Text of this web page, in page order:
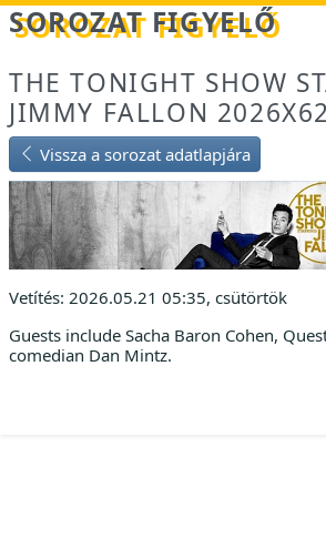
Betöltés...
SOROZAT FIGYELŐ
THE TONIGHT SHOW
JIMMY FALLON 2026X62
Vissza a sorozat adatlapjára
Vetítés: 2026.05.21 05:35, csütörtök
Guests include Sacha Baron Cohen,
comedian Dan Mintz.